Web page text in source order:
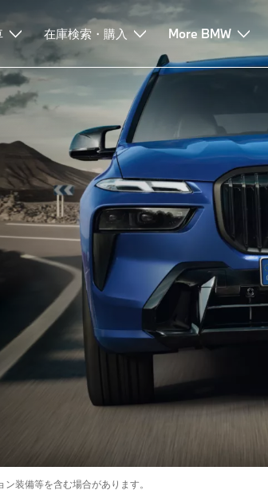
在庫検索・購入 More BMW
装備等を含む場合があります。
ース サービスとアシスタンス よくあるご質問